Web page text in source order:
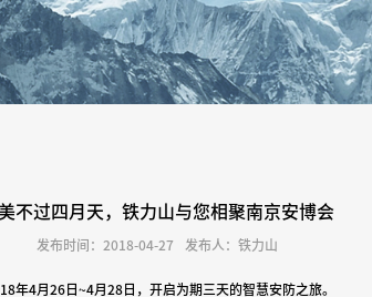
不过四月天，铁力山与您相聚南京安博会
发布时间：2018-04-27 发布人：铁力山
年4月26 日~4月28 日，开启为期三天的智慧安防之旅。